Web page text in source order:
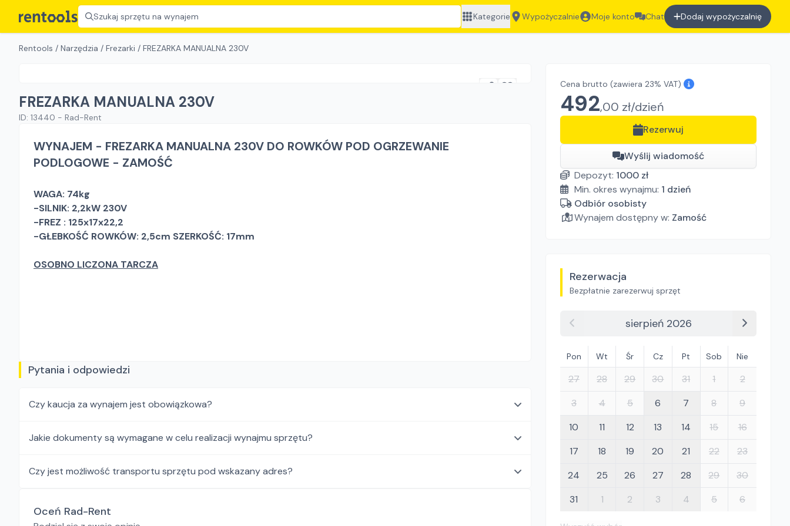
Szukaj sprzętu na wynajem Kategorie Wypożyczalnie Moje konto Chat Dodaj wypożyczalnię
Rentools / Narzędzia / Frezarki / FREZARKA MANUALNA 230V
FREZARKA MANUALNA 230V
ID: 13440 - Rad-Rent
Cena brutto (zawiera 23% VAT)
492,00 zł/dzień
Rezerwuj
Wyślij wiadomość
Depozyt: 1000 zł
Min. okres wynajmu: 1 dzień
Odbiór osobisty
Wynajem dostępny w: Zamość
Rezerwacja
Bezpłatnie zarezerwuj sprzęt
sierpień 2026
Pon Wt Śr Cz Pt Sob Nie
27 28 29 30 31 1
2
3
4 5 6 7 8
9
10
11 12 13 14 15
16
17
18 19 20 21 22
23
24
25 26 27 28 29
30
31
1 2 3 4 5 6
WYNAJEM - FREZARKA MANUALNA 230V DO ROWKÓW POD OGRZEWANIE
PODLOGOWE - ZAMOŚĆ
WAGA: 74kg
-SILNIK: 2,2kW 230V
-FREZ : 125x17x22,2
-GŁEBKOŚĆ ROWKÓW: 2,5cm SZERKOŚĆ: 17mm
OSOBNO LICZONA TARCZA
Pytania i odpowiedzi
Czy kaucja za wynajem jest obowiązkowa?
Jakie dokumenty są wymagane w celu realizacji wynajmu sprzętu?
Czy jest możliwość transportu sprzętu pod wskazany adres?
Oceń Rad-Rent